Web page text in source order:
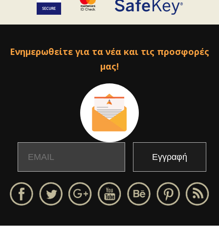
Ενημερωθείτε για τα νέα και τις προσφορές
μας!